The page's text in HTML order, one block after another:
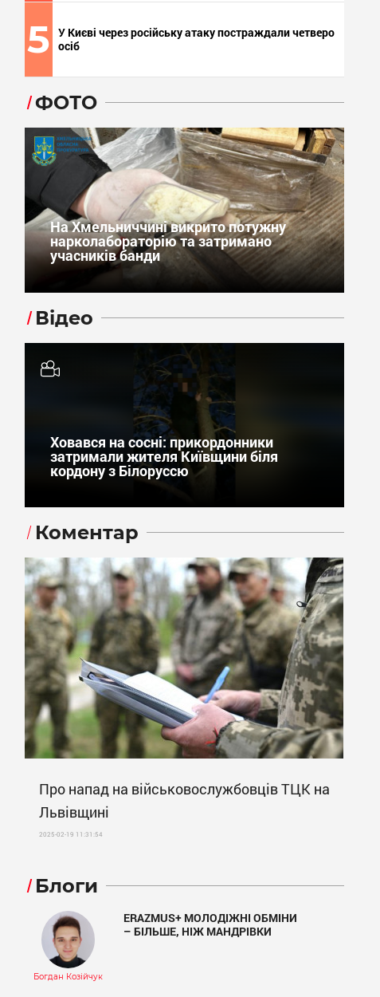
5 У Києві через російську атаку постраждали четверо
осіб
ФОТО
На Хмельниччині викрито потужну
нарколабораторію та затримано
учасників банди
Відео
Ховався на сосні: прикордонники
затримали жителя Київщини біля
кордону з Білоруссю
Коментар
Про напад на військовослужбовців ТЦК на
Львівщині
2025-02-19 11:31:54
Блоги
Богдан Козійчук
ERAZMUS+ МОЛОДІЖНІ ОБМІНИ
– БІЛЬШЕ, НІЖ МАНДРІВКИ